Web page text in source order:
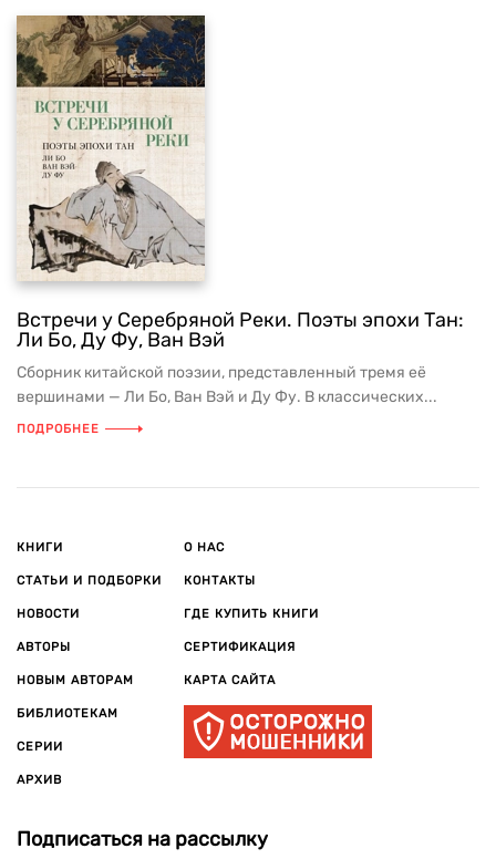
Встречи у Серебряной Реки. Поэты эпохи Тан:
Ли Бо, Ду Фу, Ван Вэй
Сборник китайской поэзии, представленный тремя её
вершинами — Ли Бо, Ван Вэй и Ду Фу. В классических...
ПОДРОБНЕЕ
КНИГИ
СТАТЬИ И ПОДБОРКИ
НОВОСТИ
АВТОРЫ
НОВЫМ АВТОРАМ
БИБЛИОТЕКАМ
СЕРИИ
АРХИВ
О НАС
КОНТАКТЫ
ГДЕ КУПИТЬ КНИГИ
СЕРТИФИКАЦИЯ
КАРТА САЙТА
Подписаться на рассылку